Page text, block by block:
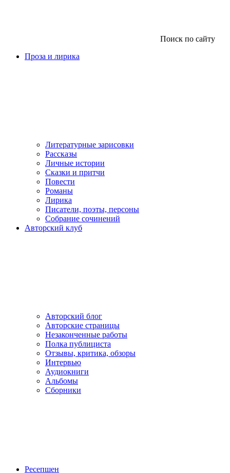
Поиск по сайту
Проза и лирика
Литературные зарисовки
Рассказы
Личные истории
Сказки и притчи
Повести
Романы
Лирика
Писатели, поэты, персоны
Собрание сочинений
Авторский клуб
Авторский блог
Авторские страницы
Незаконченные работы
Полка публициста
Отзывы, критика, обзоры
Интервью
Аудиокниги
Альбомы
Сборники
Ресепшен